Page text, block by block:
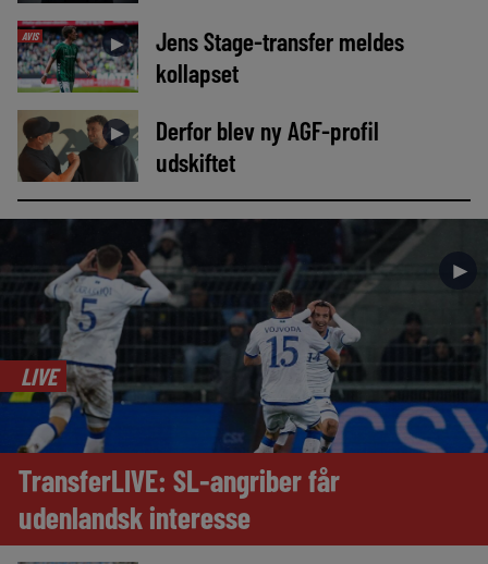
AVIS ►
Jens Stage-transfer meldes
kollapset
►
Derfor blev ny AGF-profil
udskiftet
►
LIVE
TransferLIVE: SL-angriber får
udenlandsk interesse